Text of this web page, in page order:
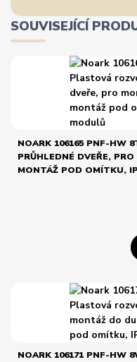
SOUVISEJÍCÍ
NOARK 106165 PNF-HW
PRŮHLEDNÉ DVEŘE,
MONTÁŽ POD OMÍTKU,
NOARK 106171 PNF-HW